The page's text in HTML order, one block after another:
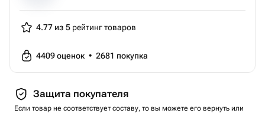
4.77 из 5 рейтинг товаров
4409оценок • 2681 покупка
Защита покупателя
Если товар не соответствует составу, то вы можете его вернуть или